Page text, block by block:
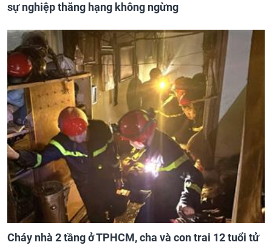
sự nghiệp thăng hạng không ngừng
Cháy nhà 2 tầng ở TPHCM, cha và con trai 12 tuổi tử